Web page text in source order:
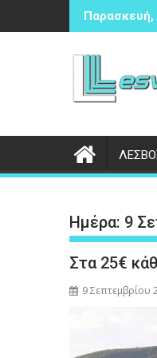
στο
Παρασκευή,
αντισφαίρισης
Δικογραφία σε
Ημέρα: 9
Στα 25€
9 Σεπτεμβρίου